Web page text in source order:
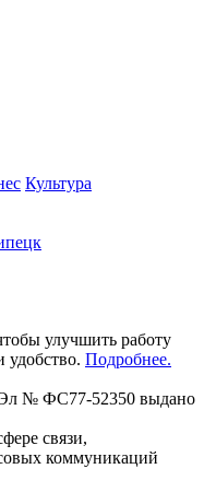
Культура
улучшить работу
удобство. Подробнее.
№ ФС77-52350 выдано
связи,
коммуникаций